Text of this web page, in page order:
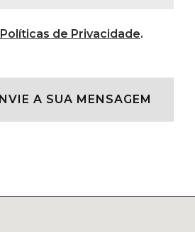
Políticas de Privacidade.